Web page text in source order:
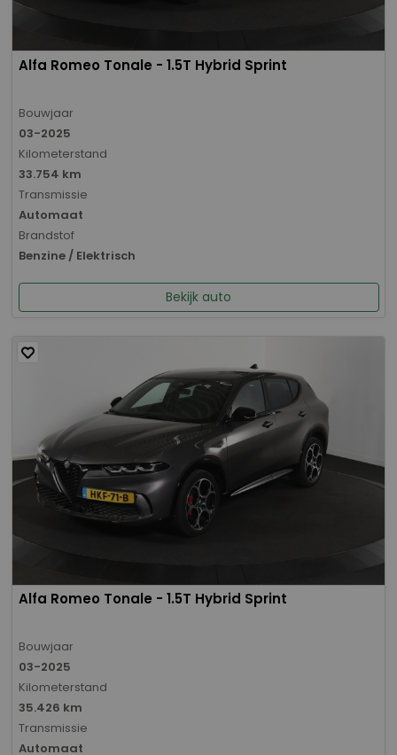
Alfa Romeo Tonale - 1.5T Hybrid Sprint
Bouwjaar
03-2025
Kilometerstand
33.754 km
Transmissie
Automaat
Brandstof
Benzine / Elektrisch
Bekijk auto
Alfa Romeo Tonale - 1.5T Hybrid Sprint
Bouwjaar
03-2025
Kilometerstand
35.426 km
Transmissie
Automaat